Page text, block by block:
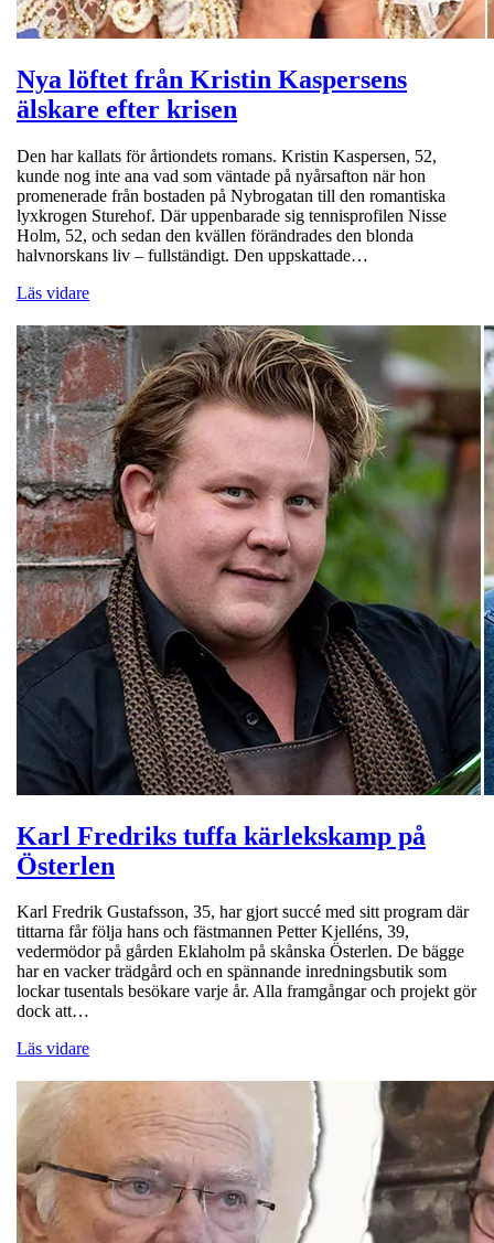
Nya löftet från Kristin Kaspersens
älskare efter krisen
Den har kallats för årtiondets romans. Kristin Kaspersen, 52,
kunde nog inte ana vad som väntade på nyårsafton när hon
promenerade från bostaden på Nybrogatan till den romantiska
lyxkrogen Sturehof. Där uppenbarade sig tennisprofilen Nisse
Holm, 52, och sedan den kvällen förändrades den blonda
halvnorskans liv – fullständigt. Den uppskattade…
Läs vidare
Karl Fredriks tuffa kärlekskamp på
Österlen
Karl Fredrik Gustafsson, 35, har gjort succé med sitt program där
tittarna får följa hans och fästmannen Petter Kjelléns, 39,
vedermödor på gården Eklaholm på skånska Österlen. De bägge
har en vacker trädgård och en spännande inredningsbutik som
lockar tusentals besökare varje år. Alla framgångar och projekt gör
dock att…
Läs vidare